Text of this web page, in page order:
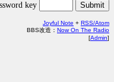
key
Joyful Note + RSS/Atom
BBS改造： Now On The Radio
[Admin]